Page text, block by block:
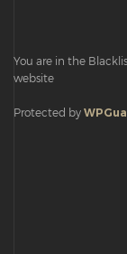
You are in the
website
Protected by